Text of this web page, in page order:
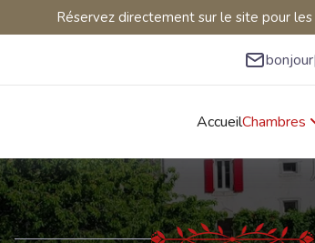
Réservez directement sur le site pour
naviguer, appuyez sur Entrée pour sélectionner
AccueilChambres